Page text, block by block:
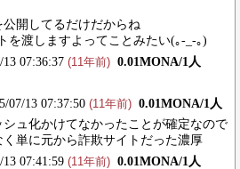
公開してるだけだからね
を渡しますよってことみたい(｡-_-｡)
13 07:36:37 (11年前) 0.01MONA/1人
07/13 07:37:50 (11年前) 0.01MONA/1人
ュ化かけてなかったことが確定なので
単に元から詐欺サイトだった濃厚
13 07:41:59 (11年前) 0.01MONA/1人